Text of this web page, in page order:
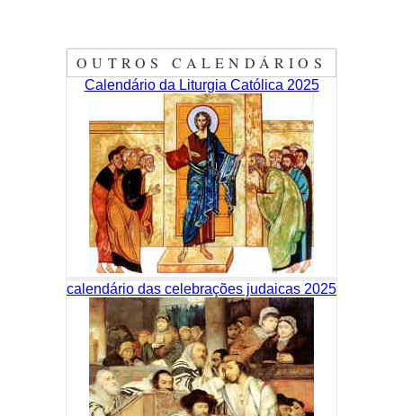
OUTROS CALENDÁRIOS
Calendário da Liturgia Católica 2025
calendário das celebrações judaicas 2025